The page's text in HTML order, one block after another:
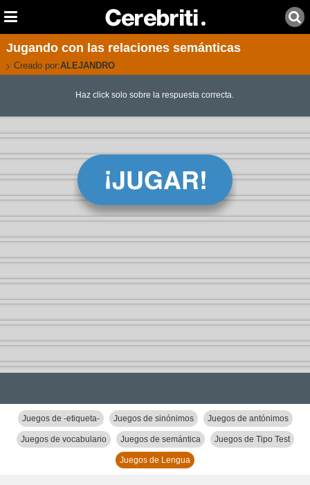
Jugando con las relaciones semánticas
Creado por:ALEJANDRO
Haz click solo sobre la respuesta correcta.
Juegos de -etiqueta- Juegos de sinónimos Juegos de antónimos
Juegos de vocabulario Juegos de semántica Juegos de Tipo Test
Juegos de Lengua